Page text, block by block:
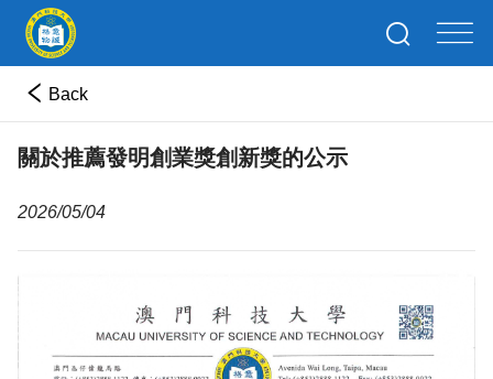
Back
關於推薦發明創業獎創新獎的公示
2026/05/04